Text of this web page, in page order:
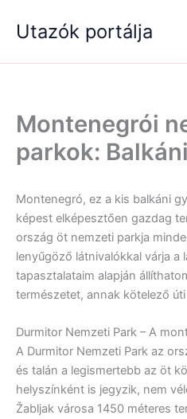
Utazók portálja
Montenegrói
parkok:
Montenegró, ez a kis balkáni
képest elképesztően gazdag
ország öt nemzeti parkja
lenyűgöző látnivalókkal várja a
tapasztalataim alapján
természetet, annak kötelező
Durmitor Nemzeti Park – A
A Durmitor Nemzeti Park az
és talán a legismertebb az öt
helyszínként is jegyzik, nem
Žabljak városa 1450 méteres